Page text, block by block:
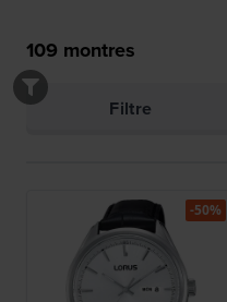
109 montres
Filtre
-50%